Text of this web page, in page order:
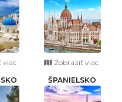
viac Zobraziť viac
ŠPANIELSKO